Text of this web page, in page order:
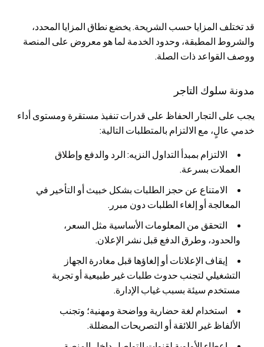
قد تختلف المزايا حسب الشريحة. يخضع نطاق المزايا المحدد،
والشروط المطبقة، وحدود الخدمة لما هو معروض على المنصة
ووصف القواعد ذات الصلة.
مدونة سلوك التاجر
يجب على التجار الحفاظ على قدرات تنفيذ مستقرة ومستوى أداء
خدمي عالٍ، مع الالتزام بالمتطلبات التالية:
الالتزام بمبدأ التداول النزيه: الرد والدفع وإطلاق
العملات بسرعة.
الامتناع عن حجز الطلبات بشكل خبيث أو التأخير في
المعالجة أو إلغاء الطلبات دون مبرر.
التحقق من المعلومات الأساسية مثل السعر،
والحدود، وطرق الدفع قبل نشر الإعلان.
إيقاف الإعلانات أو إلغاؤها قبل مغادرة الجهاز
التشغيلي لتجنب حدوث طلبات غير طبيعية أو تجربة
مستخدم سيئة بسبب غياب الإدارة.
استخدام لغة حضارية وواضحة ومهنية؛ وتجنب
الألفاظ غير اللائقة أو التصريحات المضللة.